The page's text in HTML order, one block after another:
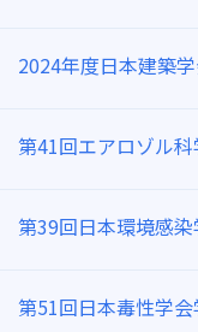
2024年度日本建築
第41回エアロゾル
第39回日本環境感
第51回日本毒性学